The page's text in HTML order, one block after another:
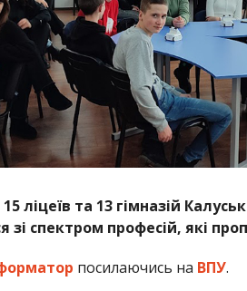
ліцеїв та 13 гімназій
зі спектром професій, які
посилаючись на ВПУ.